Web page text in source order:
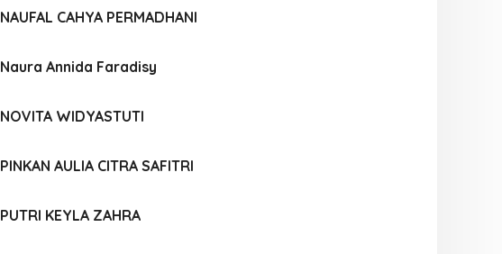
NAUFAL CAHYA PERMADHANI
Naura Annida Faradisy
NOVITA WIDYASTUTI
PINKAN AULIA CITRA SAFITRI
PUTRI KEYLA ZAHRA